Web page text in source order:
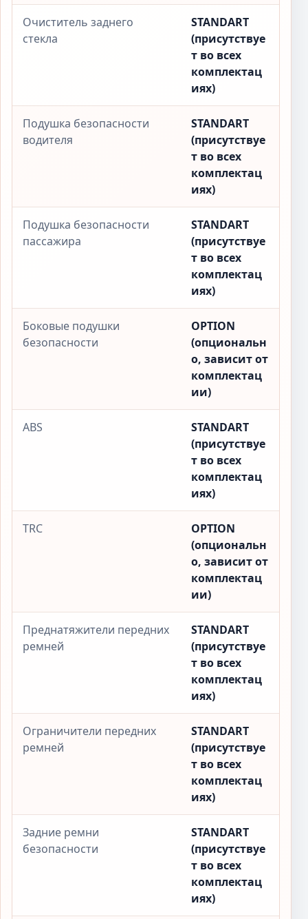
Очиститель заднего
стекла
STANDART
(присутствуе
т во всех
комплектац
иях)
Подушка безопасности
водителя
STANDART
(присутствуе
т во всех
комплектац
иях)
Подушка безопасности
пассажира
STANDART
(присутствуе
т во всех
комплектац
иях)
Боковые подушки
безопасности
OPTION
(опциональн
о, зависит от
комплектац
ии)
ABS
STANDART
(присутствуе
т во всех
комплектац
иях)
TRC
OPTION
(опциональн
о, зависит от
комплектац
ии)
Преднатяжители передних
ремней
STANDART
(присутствуе
т во всех
комплектац
иях)
Ограничители передних
ремней
STANDART
(присутствуе
т во всех
комплектац
иях)
Задние ремни
безопасности
STANDART
(присутствуе
т во всех
комплектац
иях)